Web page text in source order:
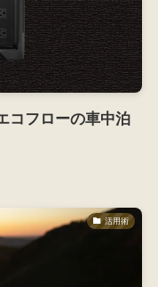
コフローの車中泊
活用術